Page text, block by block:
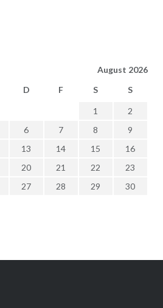
August 2026
D F S S
1
2
6 7 8
9
13 14 15
16
20 21 22
23
27 28 29
30